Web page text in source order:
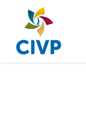
main
content